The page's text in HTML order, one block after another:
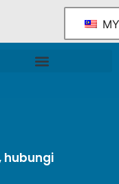
MY
hubungi